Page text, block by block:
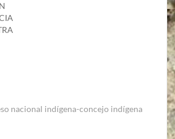
nacional indígena-concejo indígena